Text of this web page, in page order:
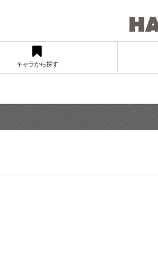
キャラから探す